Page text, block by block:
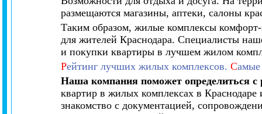
размещаются магазины, аптеки, салоны
Таким образом, жилые комплексы комфорт-
для жителей Краснодара.Специалисты
и покупки квартиры в лучшем жилом
Рейтинг лучших жилых комплексов. С
Наша компания поможет определиться с
квартир в жилых комплексах в
знакомство с документацией,